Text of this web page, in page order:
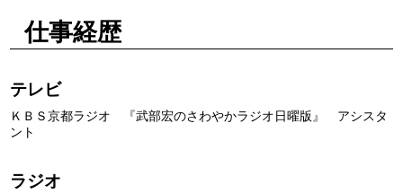
仕事経歴
テレビ
ＫＢＳ京都ラジオ 『武部宏のさわやかラジオ日曜版』 アシスタ
ント
ラジオ